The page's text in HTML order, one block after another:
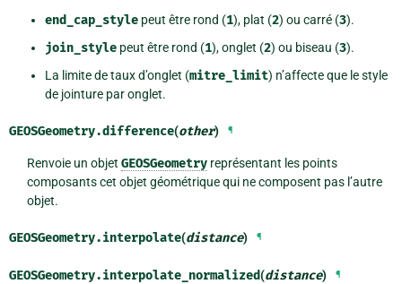
end_cap_stylepeut être rond (1), plat (2) ou carré (3).
join_stylepeut être rond (1), onglet (2) ou biseau (3).
La limite de taux d’onglet (mitre_limit) n’affecte que le style
de jointure par onglet.
GEOSGeometry.difference(other) ¶
Renvoie un objet GEOSGeometryreprésentant les points
composants cet objet géométrique qui ne composent pas l’autre
objet.
GEOSGeometry.interpolate(distance) ¶
GEOSGeometry.interpolate_normalized(distance) ¶